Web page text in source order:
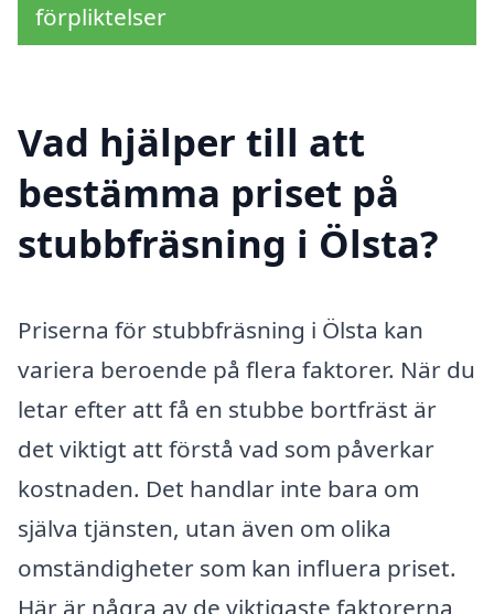
förpliktelser
Vad hjälper till att
bestämma priset på
stubbfräsning i Ölsta?
Priserna för stubbfräsning i Ölsta kan
variera beroende på flera faktorer. När du
letar efter att få en stubbe bortfräst är
det viktigt att förstå vad som påverkar
kostnaden. Det handlar inte bara om
själva tjänsten, utan även om olika
omständigheter som kan influera priset.
Här är några av de viktigaste faktorerna